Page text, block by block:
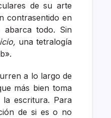
de su arte
contrasentido en
todo. Sin
una tetralogía
a lo largo de
más bien toma
la escritura. Para
de si es o no